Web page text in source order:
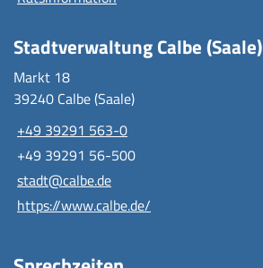
Stadtverwaltung Calbe (Saale)
Markt 18
39240 Calbe (Saale)
+49 39291 563-0
+49 39291 56-500
stadt@calbe.de
https://www.calbe.de/